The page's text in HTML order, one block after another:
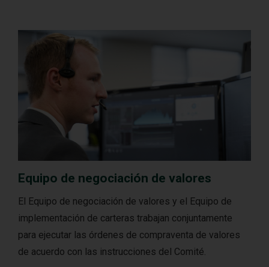
Equipo de negociación de valores
El Equipo de negociación de valores y el Equipo de
implementación de carteras trabajan conjuntamente
para ejecutar las órdenes de compraventa de valores
de acuerdo con las instrucciones del Comité.